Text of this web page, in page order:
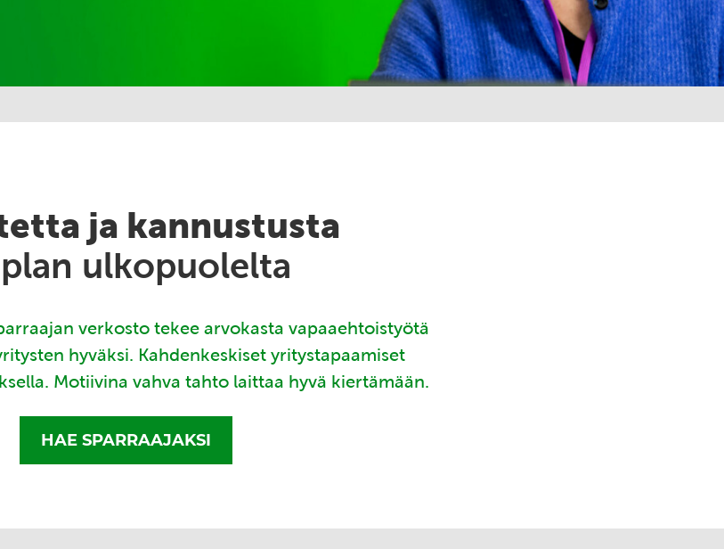
ja kannustusta
ulkopuolelta
verkosto tekee arvokasta vapaaehtoistyötä
hyväksi. Kahdenkeskiset yritystapaamiset
Motiivina vahva tahto laittaa hyvä kiertämään.
HAE SPARRAAJAKSI